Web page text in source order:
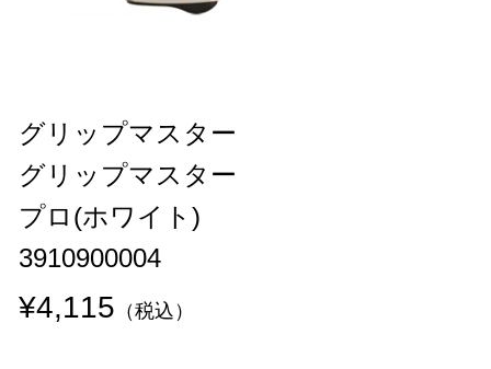
グリップマスター
グリップマスター
プロ(ホワイト)
3910900004
¥4,115 （税込）